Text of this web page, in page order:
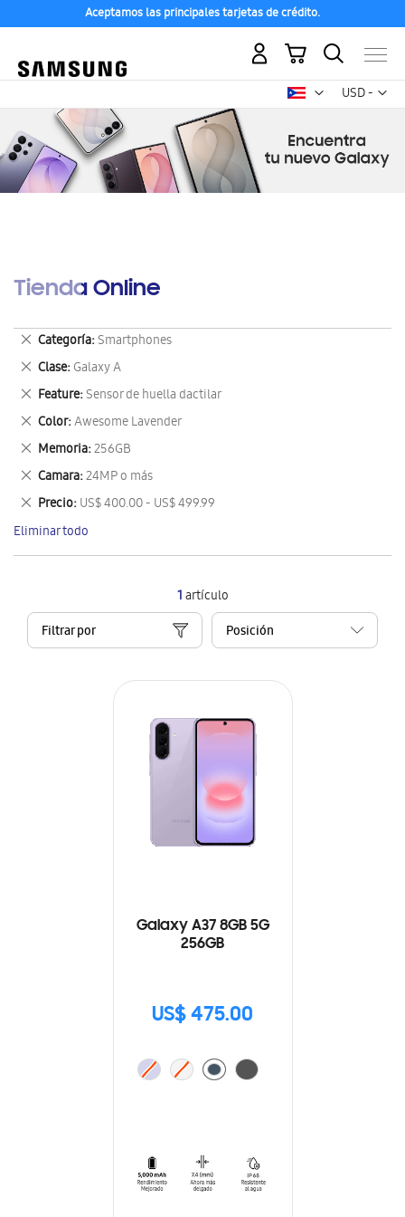
Aceptamos las principales tarjetas de crédito.
USD -
dólar
Mi carrito
Tienda Online
1artículo
Filtrar por
Galaxy A37 8GB 5G
256GB
US$ 475.00
Categoría Smartphones
Eliminar
este
artículo
Clase Galaxy A
Eliminar
este
artículo
Feature Sensor de huella dactilar
Eliminar
este
artículo
Color Awesome Lavender
Eliminar
este
artículo
Memoria 256GB
Eliminar
este
artículo
Camara 24MP o más
Eliminar
este
artículo
Precio US$ 400.00 - US$ 499.99
Eliminar
este
artículo
Eliminar todo